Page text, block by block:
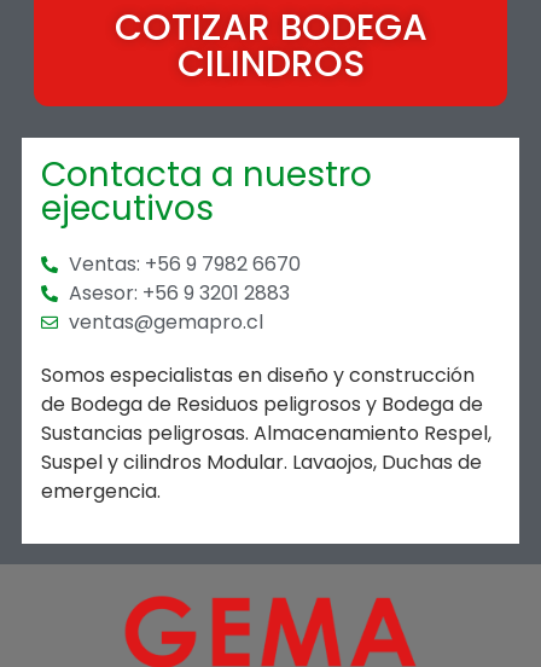
COTIZAR BODEGA
CILINDROS
Contacta a nuestro
ejecutivos
Ventas: +56 9 7982 6670
Asesor: +56 9 3201 2883
ventas@gemapro.cl
Somos especialistas en diseño y construcción
de Bodega de Residuos peligrosos y Bodega de
Sustancias peligrosas. Almacenamiento Respel,
Suspel y cilindros Modular. Lavaojos, Duchas de
emergencia.